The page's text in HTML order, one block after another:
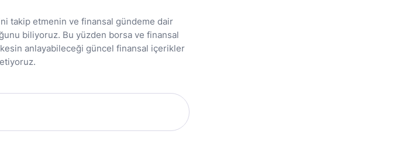
takip etmenin ve finansal gündeme dair
biliyoruz. Bu yüzden borsa ve finansal
anlayabileceği güncel finansal içerikler